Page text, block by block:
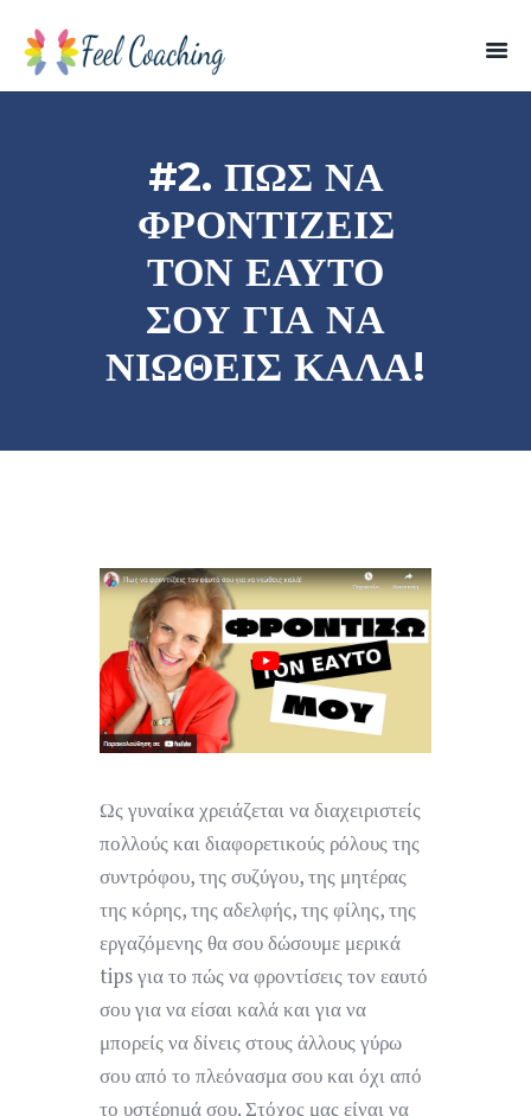
#2. ΠΩΣ ΝΑ
ΦΡΟΝΤΊΖΕΙΣ
ΤΟΝ ΕΑΥΤΌ
ΣΟΥ ΓΙΑ ΝΑ
ΝΙΏΘΕΙΣ ΚΑΛΆ!
Ως γυναίκα χρειάζεται να διαχειριστείς
πολλούς και διαφορετικούς ρόλους της
συντρόφου, της συζύγου, της μητέρας
της κόρης, της αδελφής, της φίλης, της
εργαζόμενης θα σου δώσουμε μερικά
tips για το πώς να φροντίσεις τον εαυτό
σου για να είσαι καλά και για να
μπορείς να δίνεις στους άλλους γύρω
σου από το πλεόνασμα σου και όχι από
το υστέρημά σου. Στόχος μας είναι να